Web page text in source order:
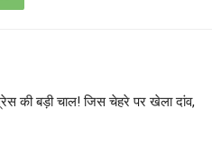
की बड़ी चाल! जिस चेहरे पर खेला दांव,